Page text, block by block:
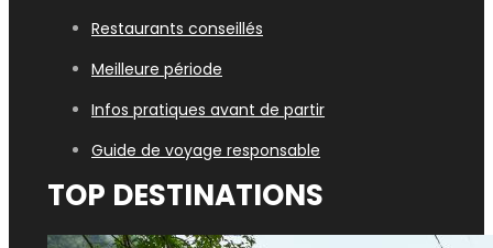
Restaurants conseillés
Meilleure période
Infos pratiques avant de partir
Guide de voyage responsable
TOP DESTINATIONS